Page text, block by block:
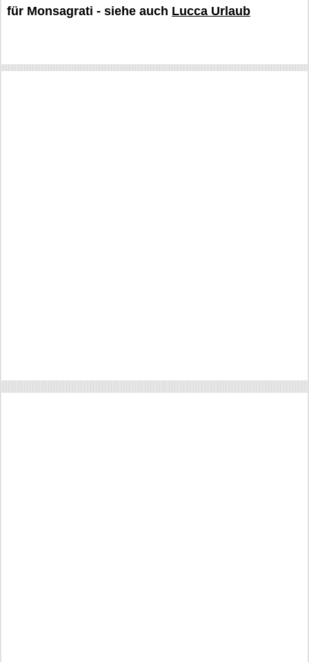
für Monsagrati - siehe auch Lucca Urlaub